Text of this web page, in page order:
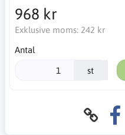
968 kr
Exklusive moms: 242 kr
Antal
st